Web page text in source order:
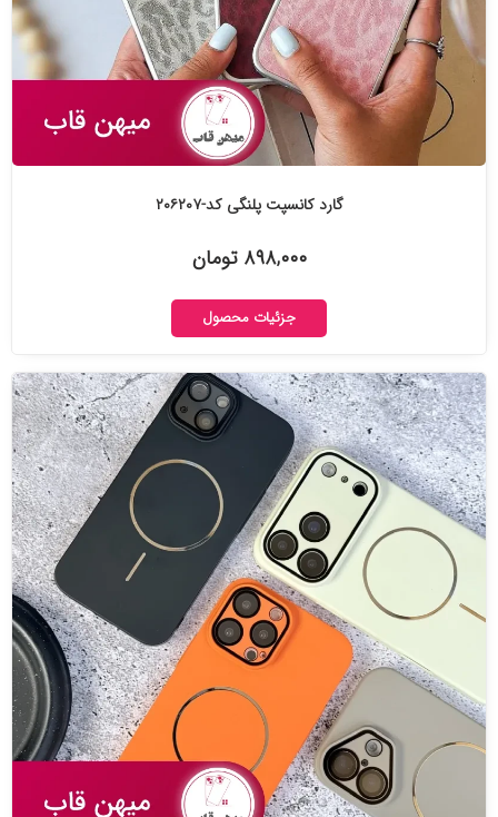
گارد کانسپت پلنگی کد-۲۰۶۲۰۷
۸۹۸,۰۰۰ تومان
جزئیات محصول